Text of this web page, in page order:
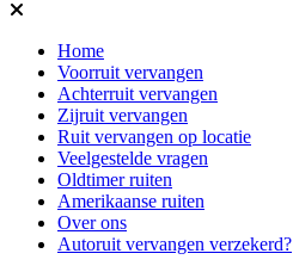
Home
Voorruit vervangen
Achterruit vervangen
Zijruit vervangen
Ruit vervangen op locatie
Veelgestelde vragen
Oldtimer ruiten
Amerikaanse ruiten
Over ons
Autoruit vervangen verzekerd?